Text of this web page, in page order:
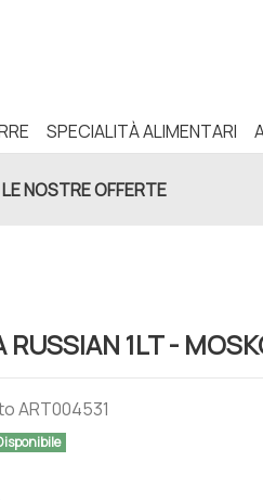
SPECIALITÀ ALIMENTARI
NOSTRE OFFERTE
RUSSIAN 1LT -
ART004531